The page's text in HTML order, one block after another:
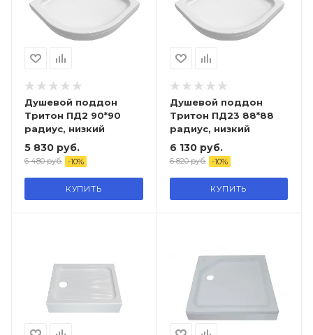
Душевой поддон
Тритон ПД2 90*90
радиус, низкий
5 830 руб.
6 480руб. -10%
КУПИТЬ
Душевой поддон
Тритон ПД23 88*88
радиус, низкий
6 130руб.
6 820руб. -10%
КУПИТЬ